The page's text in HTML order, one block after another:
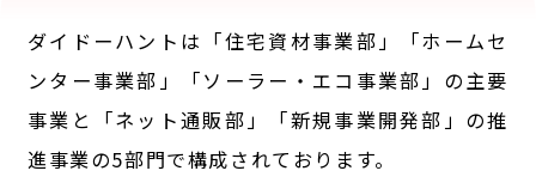
ダイドーハントは「住宅資材事業部」「ホームセ
ンター事業部」「ソーラー・エコ事業部」の主要
事業と「ネット通販部」「新規事業開発部」の推
進事業の5部門で構成されております。